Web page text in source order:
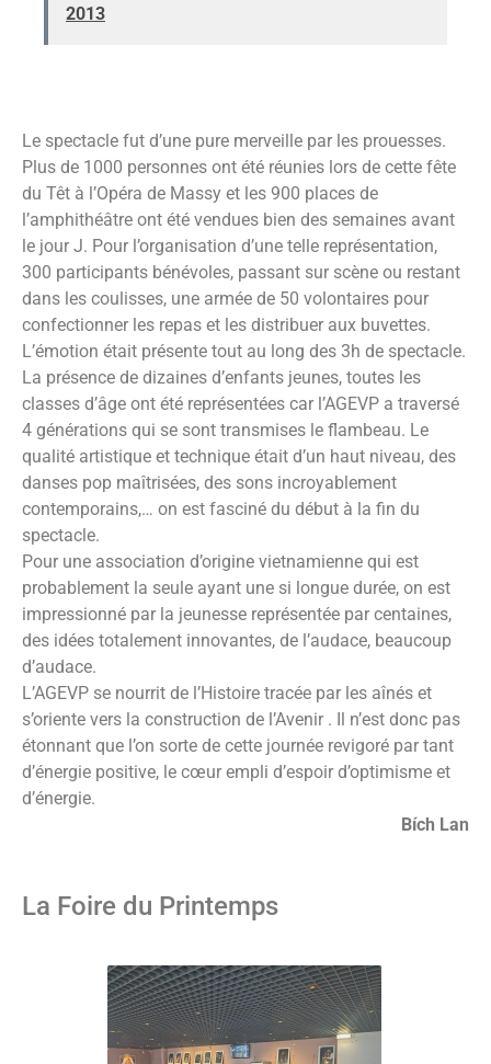
2013
Le spectacle fut d’une pure merveille par les prouesses.
Plus de 1000 personnes ont été réunies lors de cette fête
du Têt à l’Opéra de Massy et les 900 places de
l’amphithéâtre ont été vendues bien des semaines avant
le jour J. Pour l’organisation d’une telle représentation,
300 participants bénévoles, passant sur scène ou restant
dans les coulisses, une armée de 50 volontaires pour
confectionner les repas et les distribuer aux buvettes.
L’émotion était présente tout au long des 3h de spectacle.
La présence de dizaines d’enfants jeunes, toutes les
classes d’âge ont été représentées car l’AGEVP a traversé
4 générations qui se sont transmises le flambeau. Le
qualité artistique et technique était d’un haut niveau, des
danses pop maîtrisées, des sons incroyablement
contemporains,… on est fasciné du début à la fin du
spectacle.
Pour une association d’origine vietnamienne qui est
probablement la seule ayant une si longue durée, on est
impressionné par la jeunesse représentée par centaines,
des idées totalement innovantes, de l’audace, beaucoup
d’audace.
L’AGEVP se nourrit de l’Histoire tracée par les aînés et
s’oriente vers la construction de l’Avenir . Il n’est donc pas
étonnant que l’on sorte de cette journée revigoré par tant
d’énergie positive, le cœur empli d’espoir d’optimisme et
d’énergie.
Bích Lan
La Foire du Printemps